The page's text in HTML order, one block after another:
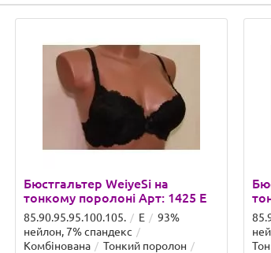
Бюстгальтер WeiyeSi на
тонкому поролоні Арт: 1425 E
85.90.95.95.100.105. E
93%
нейлон, 7% спандекс
Комбінована
Тонкий поролон